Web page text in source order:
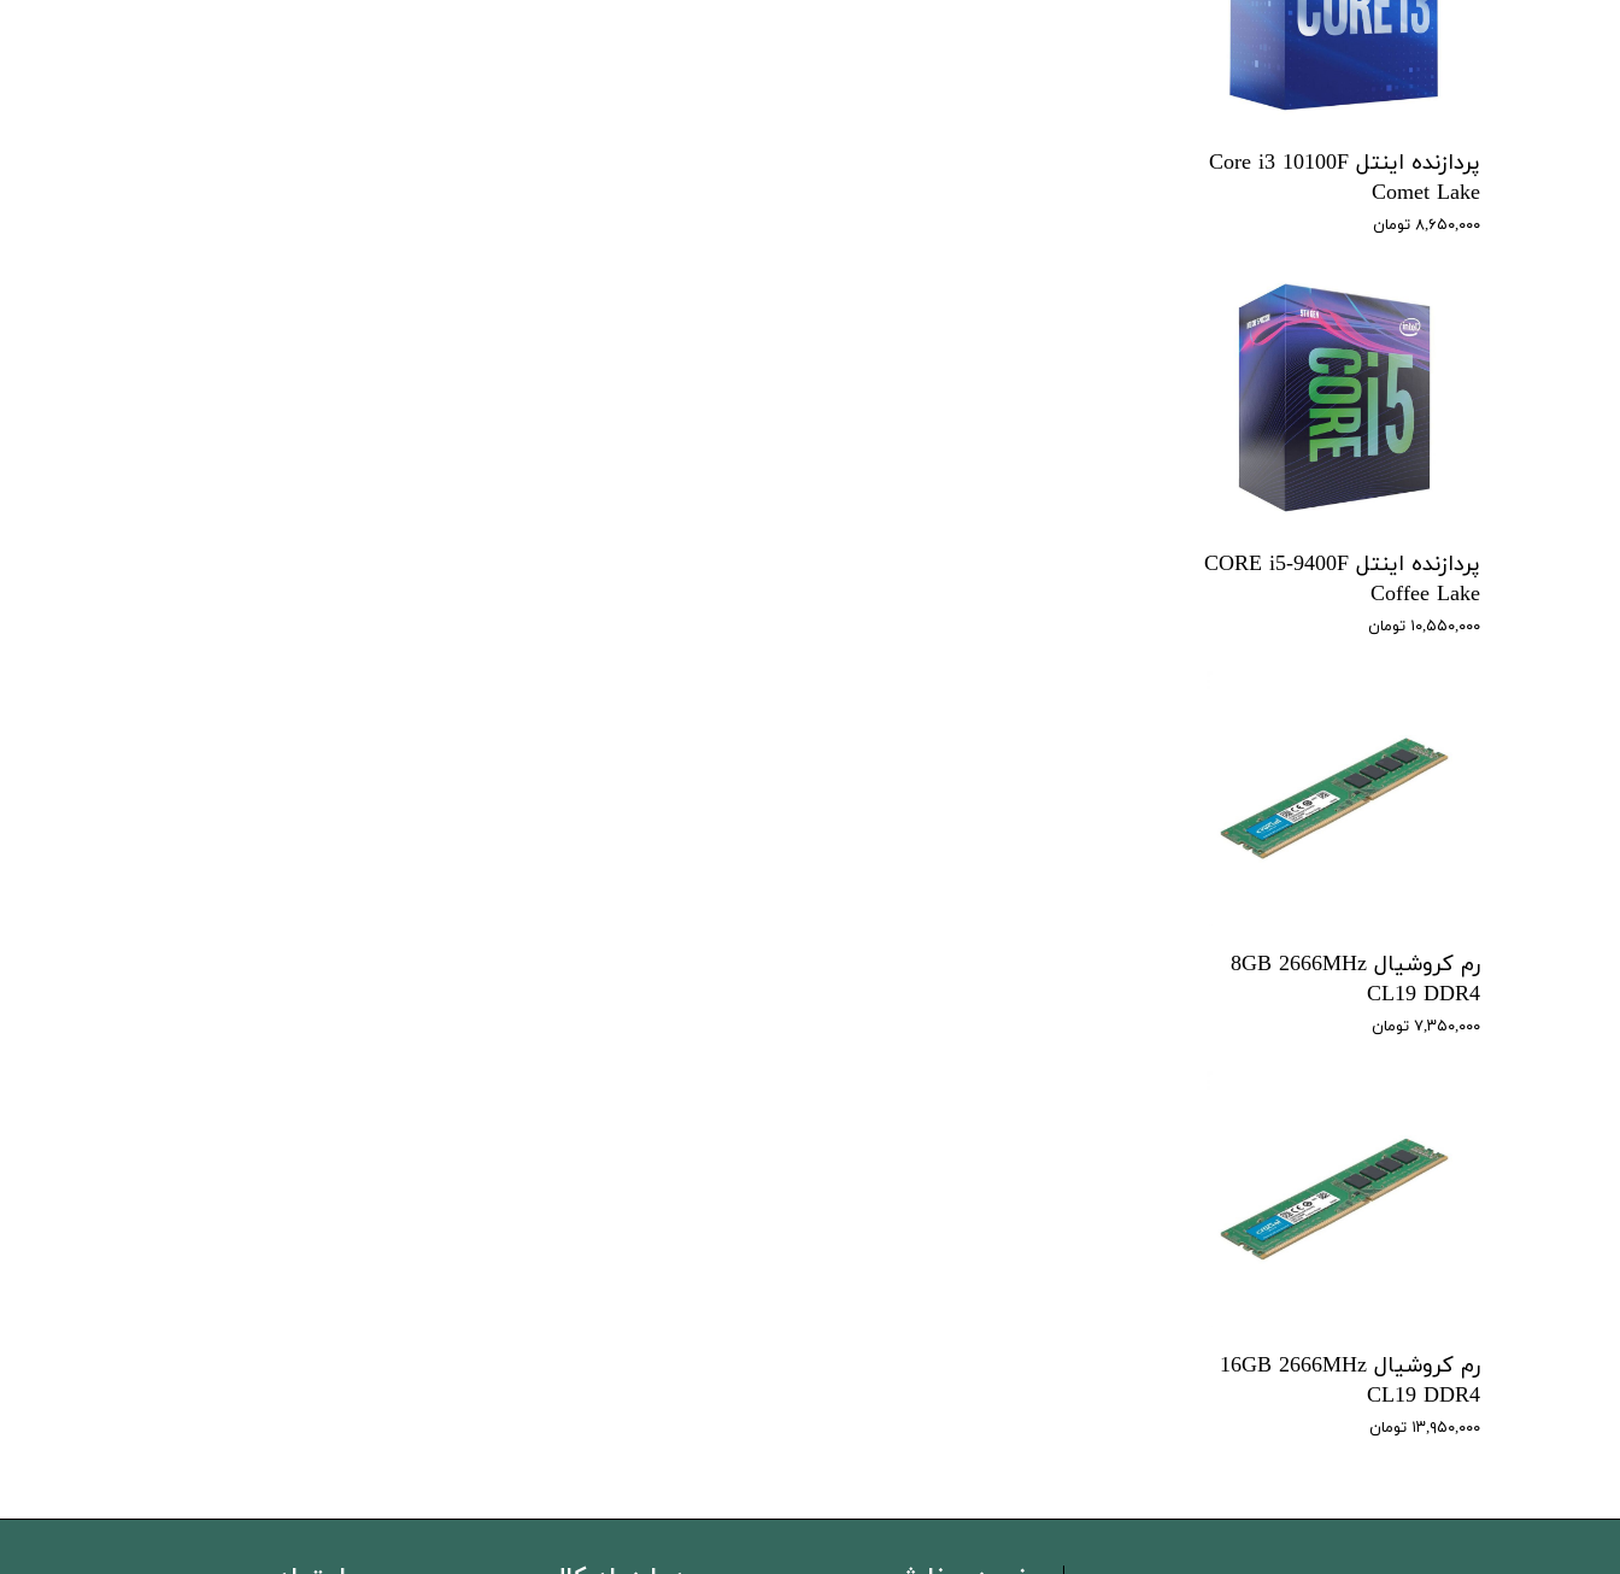
پردازنده اینتل Core i3 10100F
Comet Lake
۸,۶۵۰,۰۰۰ تومان
پردازنده اینتل CORE i5-9400F
Coffee Lake
۱۰,۵۵۰,۰۰۰ تومان
رم کروشیال 8GB 2666MHz
CL19 DDR4
۷,۳۵۰,۰۰۰ تومان
رم کروشیال 16GB 2666MHz
CL19 DDR4
۱۳,۹۵۰,۰۰۰ تومان